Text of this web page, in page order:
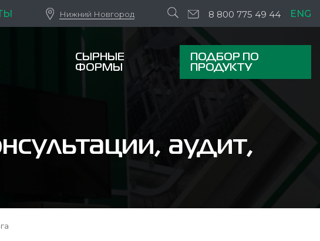
Нижний Новгород 8 800 775 49 44 ENG
СЫРНЫЕ
ФОРМЫ
ПОДБОР ПО
ПРОДУКТУ
аудит,